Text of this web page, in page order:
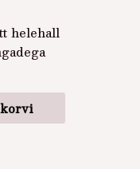
helehall